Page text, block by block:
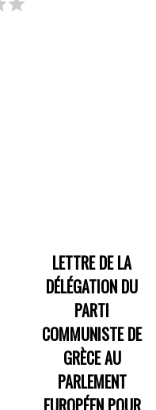
LETTRE DE LA
DÉLÉGATION DU
PARTI
COMMUNISTE DE
GRÈCE AU
PARLEMENT
EUROPÉEN POUR